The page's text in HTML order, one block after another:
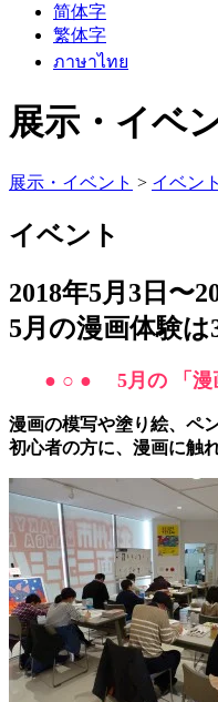
简体字
繁体字
ภาษาไทย
展示・イベ
展示・イベント > イベント
イベント
2018年5月3日〜
5月の漫画体験は
● ○ ● 5月の 「 漫
漫画の模写や塗り絵、ペ
初心者の方に、漫画に触